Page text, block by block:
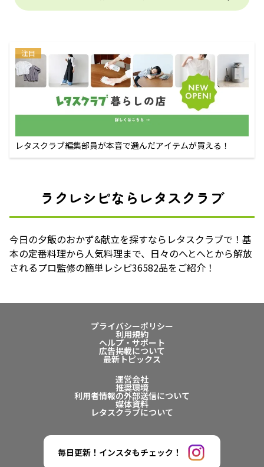
注目
レタスクラブ編集部員が本音で選んだアイテムが買える！
ラクレシピならレタスクラブ
今日の夕飯のおかず&献立を探すならレタスクラブで！基
本の定番料理から人気料理まで、日々のへとへとから解放
されるプロ監修の簡単レシピ36582品をご紹介！
プライバシーポリシー
利用規約
ヘルプ・サポート
広告掲載について
最新トピックス
運営会社
推奨環境
利用者情報の外部送信について
媒体資料
レタスクラブについて
毎日更新！インスタもチェック！